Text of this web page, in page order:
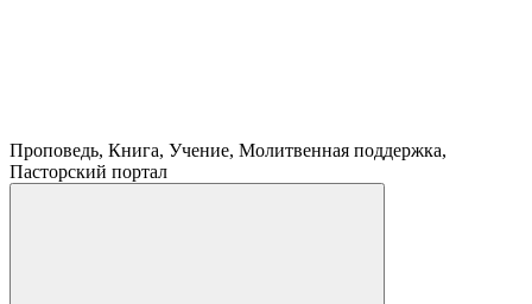
Проповедь, Книга, Учение, Молитвенная поддержка,
Пасторский портал